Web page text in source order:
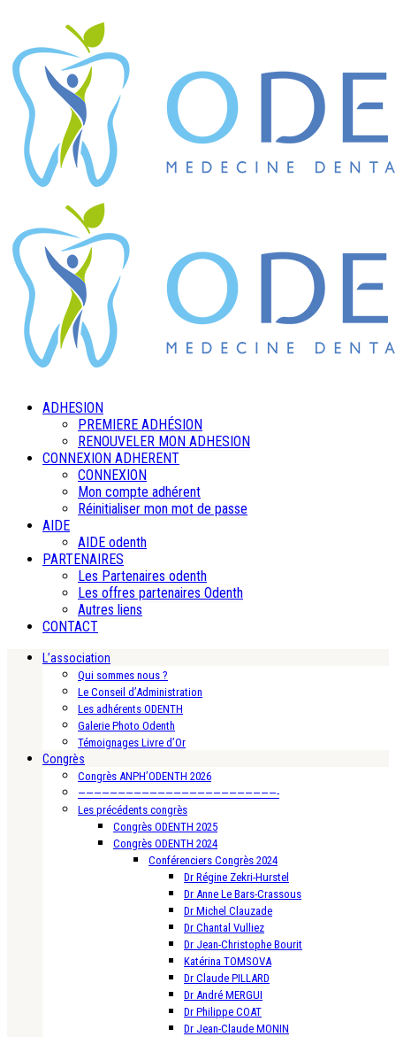
ADHESION
PREMIERE ADHÉSION
RENOUVELER MON ADHESION
CONNEXION ADHERENT
CONNEXION
Mon compte adhérent
Réinitialiser mon mot de passe
AIDE
AIDE odenth
PARTENAIRES
Les Partenaires odenth
Les offres partenaires Odenth
Autres liens
CONTACT
L’association
Qui sommes nous ?
Le Conseil d’Administration
Les adhérents ODENTH
Galerie Photo Odenth
Témoignages Livre d’Or
Congrès
Congrès ANPH’ODENTH 2026
—————————————————————————-
Les précédents congrès
Congrès ODENTH 2025
Congrès ODENTH 2024
Conférenciers Congrès 2024
Dr Régine Zekri-Hurstel
Dr Anne Le Bars-Crassous
Dr Michel Clauzade
Dr Chantal Vulliez
Dr Jean-Christophe Bourit
Katérina TOMSOVA
Dr Claude PILLARD
Dr André MERGUI
Dr Philippe COAT
Dr Jean-Claude MONIN